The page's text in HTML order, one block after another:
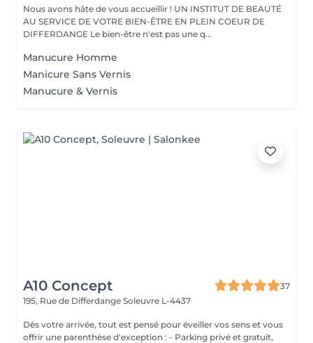
Nous avons hâte de vous accueillir ! UN INSTITUT DE BEAUTÉ
AU SERVICE DE VOTRE BIEN-ÊTRE EN PLEIN COEUR DE
DIFFERDANGE Le bien-être n'est pas une q...
Manucure Homme
Manicure Sans Vernis
Manucure & Vernis
A10 Concept
37
195, Rue de Differdange Soleuvre L-4437
Dès votre arrivée, tout est pensé pour éveiller vos sens et vous
offrir une parenthèse d'exception : - Parking privé et gratuit,